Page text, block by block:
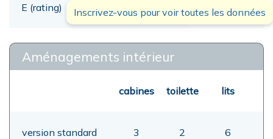
E (rating) 00,00
Inscrivez-vous pour voir toutes les données
Aménagements intérieur
cabines toilette lits
version standard 3 2 6